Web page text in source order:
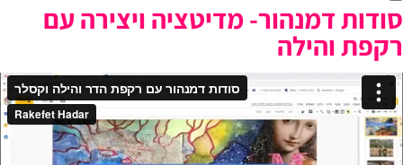
סודות דמנהור- מדיטציה ויצירה עם
רקפת והילה